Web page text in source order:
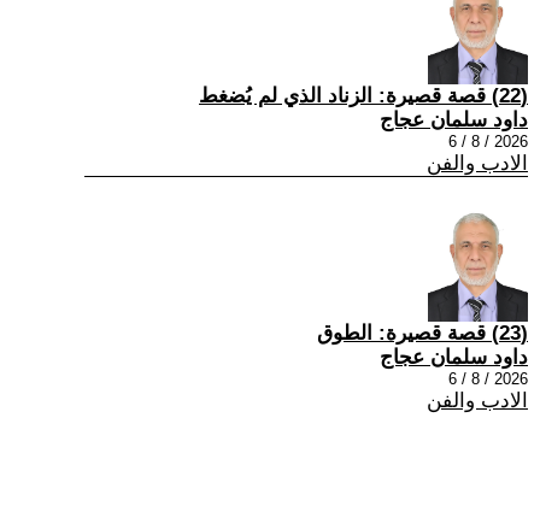
(22) قصة قصيرة: الزناد الذي لم يُضغط
داود سلمان عجاج
2026 / 8 / 6
الادب والفن
(23) قصة قصيرة: الطوق
داود سلمان عجاج
2026 / 8 / 6
الادب والفن